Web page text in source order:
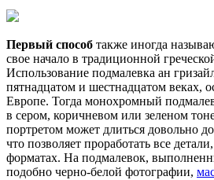
Первый способ также иногда
свое начало в традиционной
Использование подмалевка ан
пятнадцатом и шестнадцатом веках,
Европе. Тогда монохромный
в сером, коричневом или зеленом
портретом может длиться довольно
что позволяет проработать все
форматах. На подмалевок,
подобно черно-белой фотографии,